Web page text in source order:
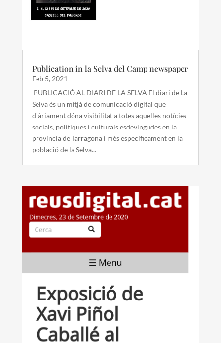
Publication in la Selva del Camp newspaper
Feb 5, 2021
PUBLICACIÓ AL DIARI DE LA SELVA El diari de La
Selva és un mitjà de comunicació digital que
diàriament dóna visibilitat a totes aquelles notícies
socials, polítiques i culturals esdevingudes en la
província de Tarragona i més específicament en la
població de la Selva...